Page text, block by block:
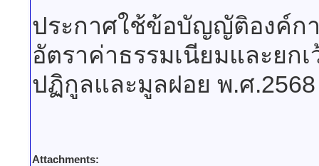
ประกาศใช้ข้อบัญญัติองค์ก
อัตราค่าธรรมเนียมและยก
ปฏิกูลและมูลฝอย พ.ศ.2568
Attachments: